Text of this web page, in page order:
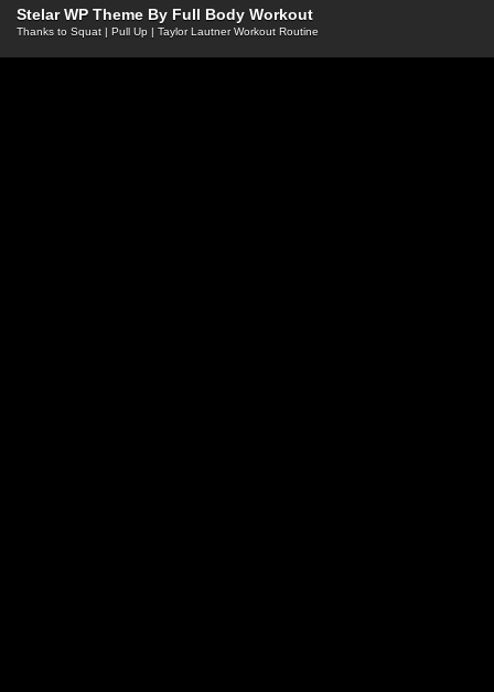
Stelar WP Theme By Full Body Workout
Thanks to Squat | Pull Up | Taylor Lautner Workout Routine